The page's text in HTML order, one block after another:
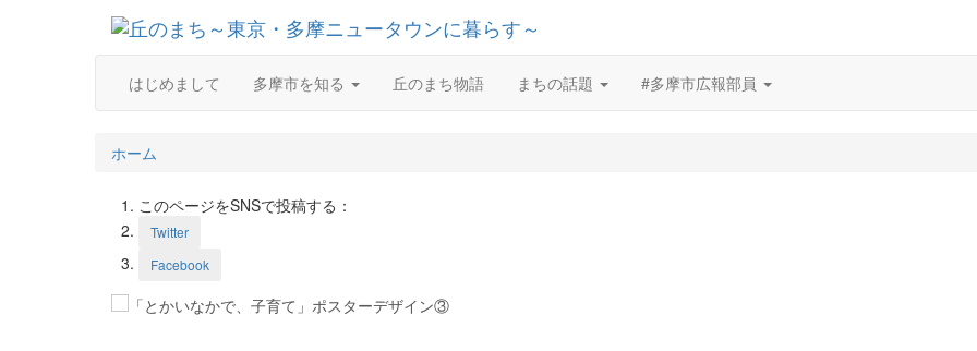
はじめまして 多摩市を知る 丘のまち物語 まちの話題 #多摩市広報部員
ホーム
このページをSNSで投稿する：
Twitter
Facebook